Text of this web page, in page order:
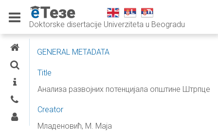
Doktorske disertacije Univerziteta u Beogradu
E-THESES
GENERAL METADATA
Title
Анализа развојних потенцијала општине Штрпце
Creator
Младеновић, М. Маја